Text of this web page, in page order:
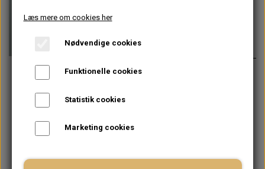
VANDPOLERINGPå lager
Varenummer: GLB987
Pære med gevind/skrueterminal til
motorlampe i instrumentering.
Læs mere om cookies her
Nødvendige cookies
Funktionelle cookies
Statistik cookies
Marketing cookies